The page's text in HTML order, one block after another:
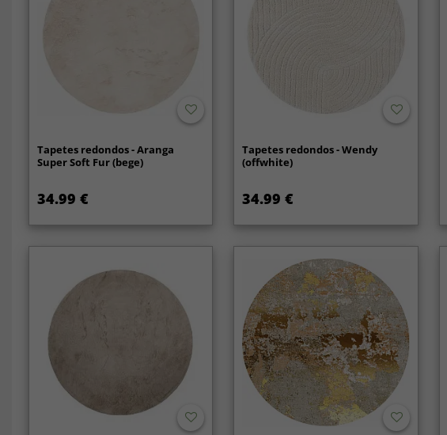
Tapetes redondos - Aranga
Super Soft Fur (bege)
34.99 €
Tapetes redondos - Wendy
(offwhite)
34.99 €